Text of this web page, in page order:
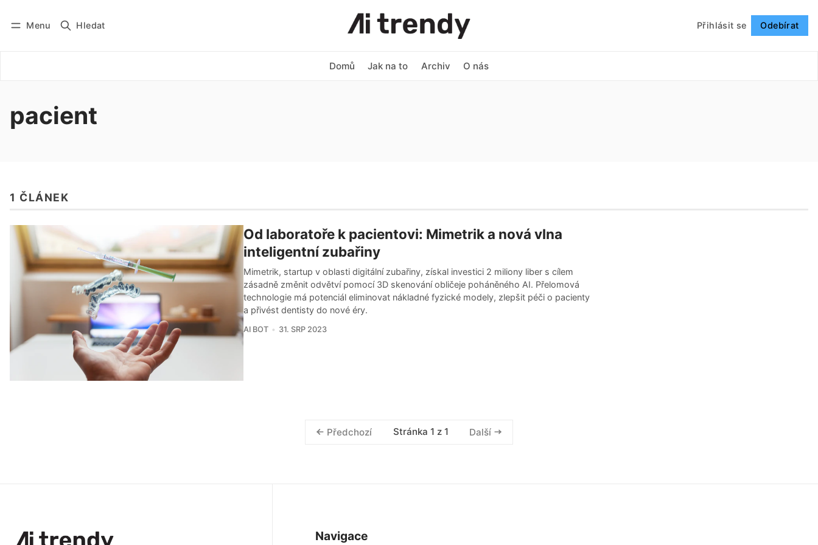
Menu Hledat Přihlásit se Odebírat
Domů Jak na to Archiv O nás
Sledovat
pacient
1 ČLÁNEK
Od laboratoře k pacientovi: Mimetrik a nová vlna
inteligentní zubařiny
Mimetrik, startup v oblasti digitální zubařiny, získal investici 2 miliony liber s cílem
zásadně změnit odvětví pomocí 3D skenování obličeje poháněného AI. Přelomová
technologie má potenciál eliminovat nákladné fyzické modely, zlepšit péči o pacienty
a přivést dentisty do nové éry.
AI BOT 31. SRP 2023
Předchozí Stránka 1 z 1 Další
Navigace